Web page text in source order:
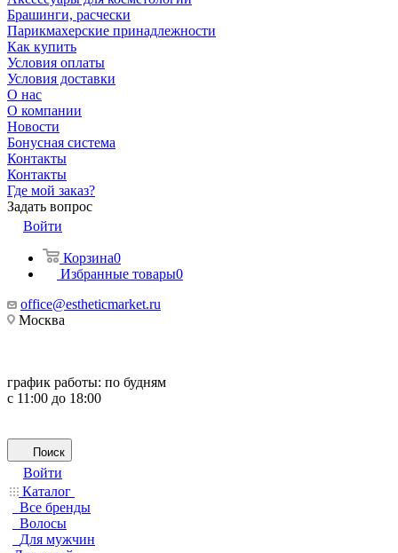
Брашинги, расчески
Парикмахерские принадлежности
Как купить
Условия оплаты
Условия доставки
О нас
О компании
Новости
Бонусная система
Контакты
Контакты
Где мой заказ?
Задать вопрос
Войти
Корзина0
Избранные товары0
office@estheticmarket.ru
Москва
график работы: по будням
с 11:00 до 18:00
Поиск
Войти
Каталог
Все бренды
Волосы
Для мужчин